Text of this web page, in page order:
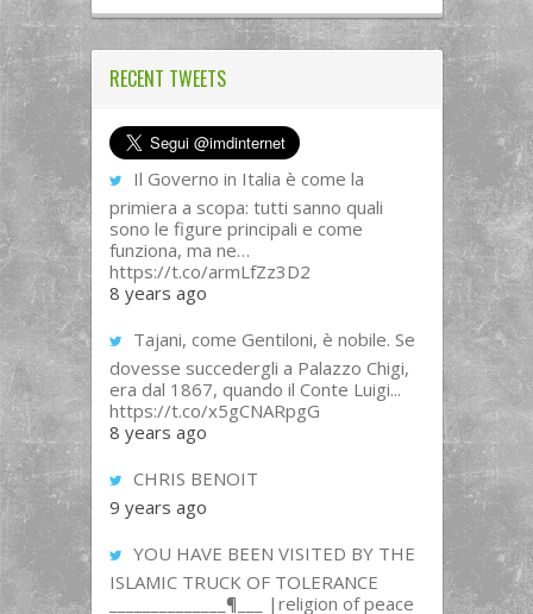
RECENT TWEETS
Il Governo in Italia è come la
primiera a scopa: tutti sanno quali
sono le figure principali e come
funziona, ma ne…
https://t.co/armLfZz3D2
8 years ago
Tajani, come Gentiloni, è nobile. Se
dovesse succedergli a Palazzo Chigi,
era dal 1867, quando il Conte Luigi...
https://t.co/x5gCNARpgG
8 years ago
CHRIS BENOIT
9 years ago
YOU HAVE BEEN VISITED BY THE
ISLAMIC TRUCK OF TOLERANCE
______________¶___ |religion of peace